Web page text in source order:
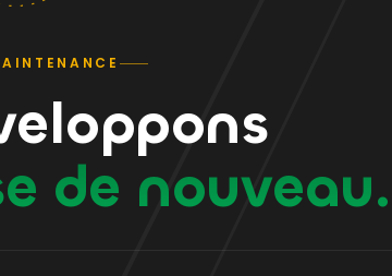
de nouveau.